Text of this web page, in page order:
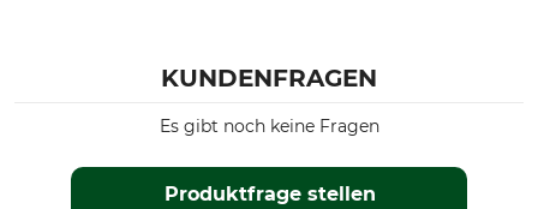
KUNDENFRAGEN
Produktfrage stellen
Es gibt noch keine Fragen